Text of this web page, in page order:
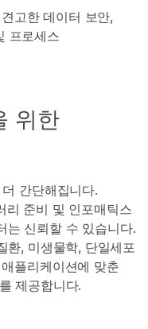
고한 데이터 보안,
프로세스
위한
간단해집니다.
리 준비 및 인포매틱스
는 신뢰할 수 있습니다.
환, 미생물학, 단일세포
플리케이션에 맞춘
제공합니다.